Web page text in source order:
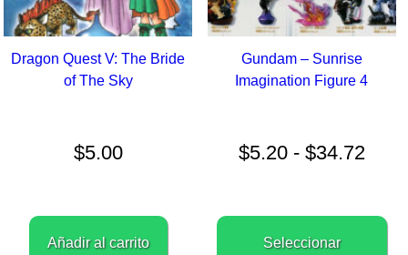
Dragon Quest V: The Bride
of The Sky
$5.00
Añadir al carrito
Gundam – Sunrise
Imagination Figure 4
$5.20 - $34.72
Seleccionar